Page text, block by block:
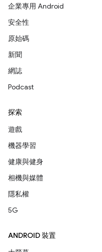
企業專用 Android
安全性
原始碼
新聞
網誌
Podcast
探索
遊戲
機器學習
健康與健身
相機與媒體
隱私權
5G
ANDROID 裝置